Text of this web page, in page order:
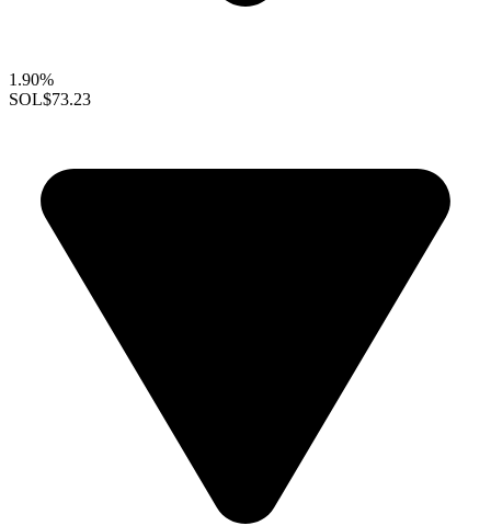
1.90%
SOL$73.23